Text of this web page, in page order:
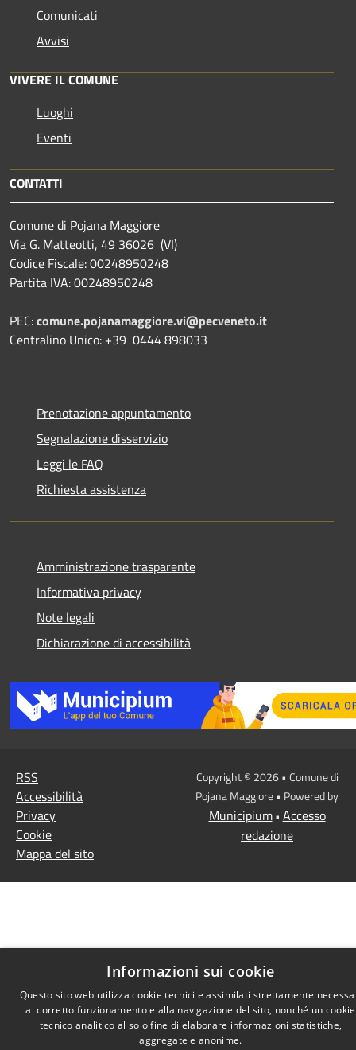
Comunicati
Avvisi
VIVERE IL COMUNE
Luoghi
Eventi
CONTATTI
Comune di Pojana Maggiore
Via G. Matteotti, 49 36026 (VI)
Codice Fiscale: 00248950248
Partita IVA: 00248950248
PEC:comune.pojanamaggiore.vi@pecveneto.it
Centralino Unico: +39 0444 898033
Prenotazione appuntamento
Segnalazione disservizio
Leggi le FAQ
Richiesta assistenza
Amministrazione trasparente
Informativa privacy
Note legali
Dichiarazione di accessibilità
RSS
Accessibilità
Privacy
Cookie
Mappa del sito
Copyright © 2026 • Comune di
Pojana Maggiore • Powered by
Municipium• Accesso
redazione
Informazioni sui cookie
Questo sito web utilizza cookie tecnici e assimilati strettamente
al corretto funzionamento e alla navigazione del sito, nonché un cookie
tecnico analitico al solo fine di elaborare informazioni statistiche,
aggregate e anonime.